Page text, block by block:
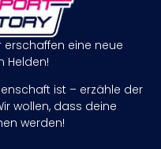
erschaffen eine neue
Helden!
ist – erzähle der
wollen, dass deine
werden!